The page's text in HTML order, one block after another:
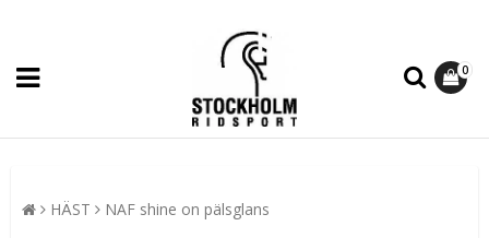
0
HÄST NAF shine on pälsglans